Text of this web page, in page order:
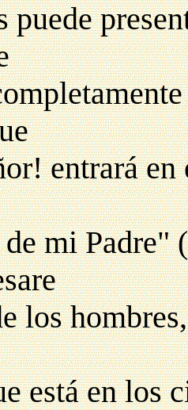
puede
entrará
mi Padre"
los
está en